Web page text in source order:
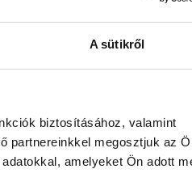
A sütikről
biztosításához, valamint
partnereinkkel megosztjuk az
amelyeket Ön adott